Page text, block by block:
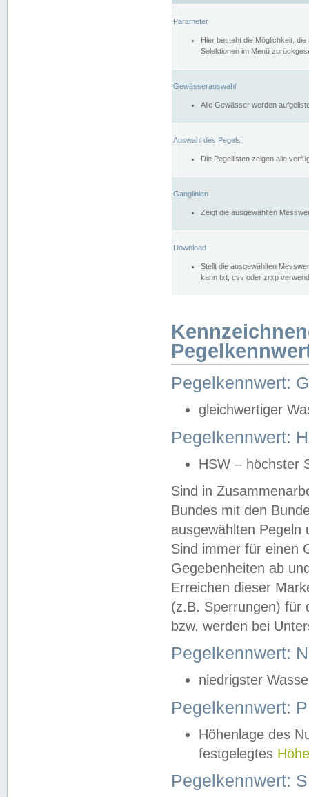
Parameter
Hier besteht die Möglichkeit,
Selektionen im Menü
Gewässerauswahl
Alle Gewässer werden
Auswahl des Pegels
Die Pegellisten zeigen alle
Ganglinien
Zeigt die ausgewählten
Download
Stellt die ausgewählten
kann txt, csv oder zrxp
Pegelkennwert:
gleichwertiger
Pegelkennwert:
HSW – höchster
Sind in
Bundes mit den
ausgewählten
Sind immer für einen
Gegebenheiten ab
Erreichen dieser
(z.B. Sperrungen) für
bzw. werden bei
Pegelkennwert:
niedrigster
Pegelkennwert:
Höhenlage des
festgelegtes
Pegelkennwert: